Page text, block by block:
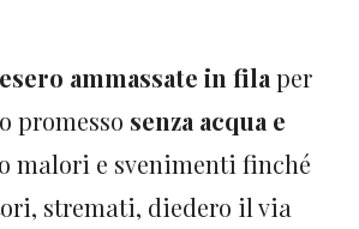
ammassate in fila per
promesso senza acqua e
malori e svenimenti finché
stremati, diedero il via